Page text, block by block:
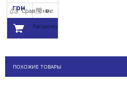
грнСравнение
В
Рассрочку
корзину
ПОХОЖИЕ ТОВАРЫ